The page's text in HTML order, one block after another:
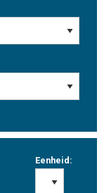
Eenheid: